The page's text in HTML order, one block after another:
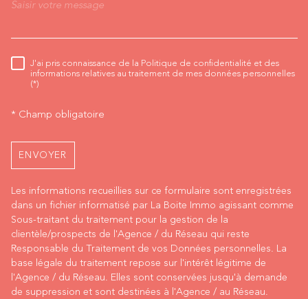
RÈGLEMENTATION
J'ai pris connaissance de la Politique de confidentialité et des
informations relatives au traitement de mes données personnelles
(*)
* Champ obligatoire
ENVOYER
Les informations recueillies sur ce formulaire sont enregistrées
dans un fichier informatisé par La Boite Immo agissant comme
Sous-traitant du traitement pour la gestion de la
clientèle/prospects de l'Agence / du Réseau qui reste
Responsable du Traitement de vos Données personnelles. La
base légale du traitement repose sur l'intérêt légitime de
l'Agence / du Réseau. Elles sont conservées jusqu'à demande
de suppression et sont destinées à l'Agence / au Réseau.